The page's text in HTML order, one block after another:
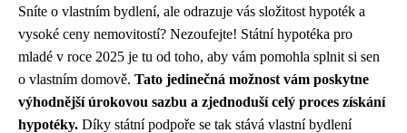
Sníte o vlastním bydlení, ale odrazuje vás složitost hypoték a
vysoké ceny nemovitostí? Nezoufejte! Státní hypotéka pro
mladé v roce 2025 je tu od toho, aby vám pomohla splnit si sen
o vlastním domově. Tato jedinečná možnost vám poskytne
výhodnější úrokovou sazbu a zjednoduší celý proces získání
hypotéky. Díky státní podpoře se tak stává vlastní bydlení